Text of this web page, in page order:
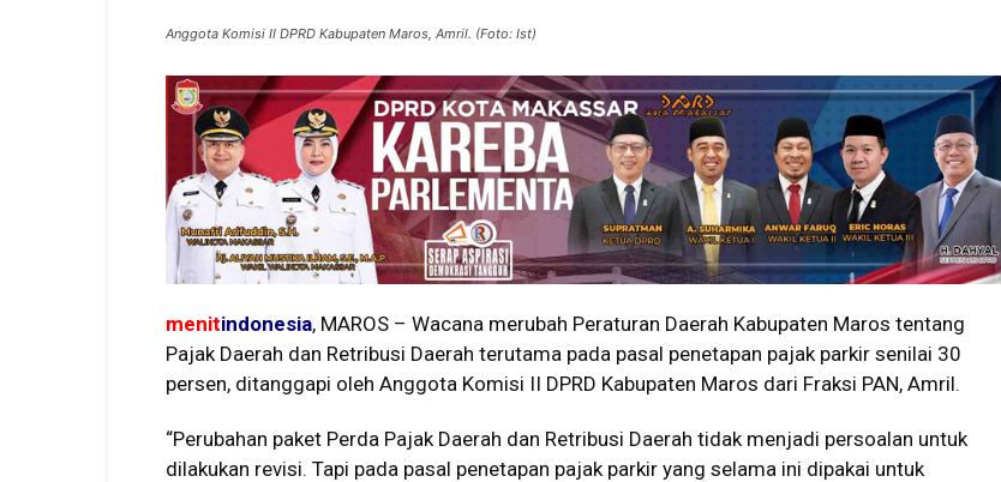
Anggota Komisi II DPRD Kabupaten Maros, Amril. (Foto: Ist)
menitindonesia, MAROS – Wacana merubah Peraturan Daerah Kabupaten Maros tentang
Pajak Daerah dan Retribusi Daerah terutama pada pasal penetapan pajak parkir senilai 30
persen, ditanggapi oleh Anggota Komisi II DPRD Kabupaten Maros dari Fraksi PAN, Amril.
“Perubahan paket Perda Pajak Daerah dan Retribusi Daerah tidak menjadi persoalan untuk
dilakukan revisi. Tapi pada pasal penetapan pajak parkir yang selama ini dipakai untuk